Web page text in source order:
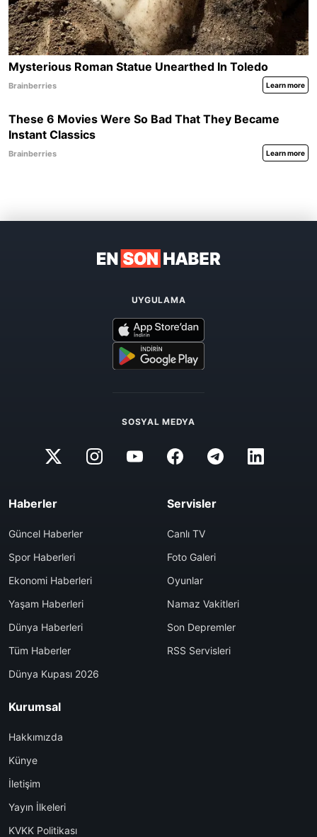
UYGULAMA
SOSYAL MEDYA
Haberler
Güncel Haberler
Spor Haberleri
Ekonomi Haberleri
Yaşam Haberleri
Dünya Haberleri
Tüm Haberler
Dünya Kupası 2026
Servisler
Canlı TV
Foto Galeri
Oyunlar
Namaz Vakitleri
Son Depremler
RSS Servisleri
Kurumsal
Hakkımızda
Künye
İletişim
Yayın İlkeleri
KVKK Politikası